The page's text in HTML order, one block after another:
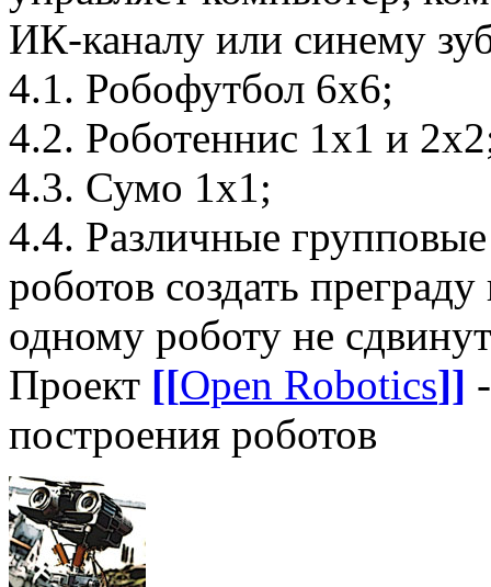
ИК-каналу или синему
4.1. Робофутбол 6х6;
4.2. Роботеннис 1х1 и
4.3. Сумо 1х1;
4.4. Различные
роботов создать
одному роботу не
Проект [[Open Robotics]]
построения роботов